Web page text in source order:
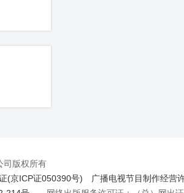
司版权所有
(京ICP证050390号)
广播电视节目制作经营